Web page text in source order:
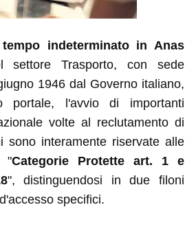
indeterminato in Anas
settore Trasporto, con sede
1946 dal Governo italiano,
portale, l'avvio di importanti
volte al reclutamento di
sono interamente riservate alle
"Categorie Protette art. 1 e
", distinguendosi in due filoni
specifici.